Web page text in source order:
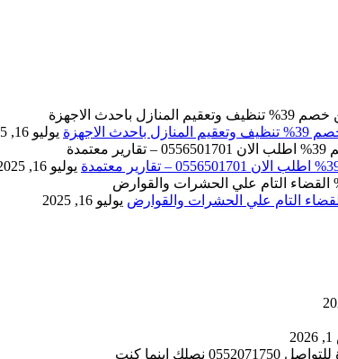
يوليو 16, 2025
يوليو 16, 2025
يوليو 16, 2025